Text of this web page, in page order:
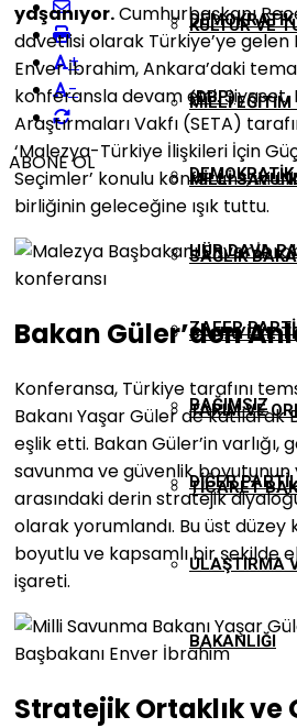
(DBP)
HÜR DAVA
ZAFER
BAĞIMSIZ
DIĞER
KÜLTÜR VE
MILLI EĞITIM
MILLI
SAĞLIK
SANAYI VE
TARIM VE
TICARET
ULAŞTIRMA
BAKANLIĞI
+
-
ABONE OL
yaşanıyor.Cumhurbaşkanı
davetlisi olarak Türkiye’ye gelen
Enver İbrahim, Ankara’daki
konferansla devam etti. Siyaset,
Araştırmaları Vakfı (SETA)
‘Malezya-Türkiye İlişkileri İçin
Seçimler’ konulu konferans, iki
birliğinin geleceğine ışık tuttu.
Bakan Güler’den
Konferansa, Türkiye tarafını
Bakanı Yaşar Güler de katılarak
eşlik etti. Bakan Güler’in varlığı,
savunma ve güvenlik boyutunun
arasındaki derin stratejik
olarak yorumlandı. Bu üst düzey
boyutlu ve kapsamlı bir şekilde
işareti.
Stratejik Ortaklık ve